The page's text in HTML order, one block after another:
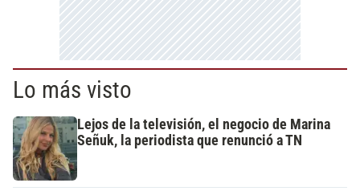
Lo más visto
Lejos de la televisión, el negocio de Marina
Señuk, la periodista que renunció a TN